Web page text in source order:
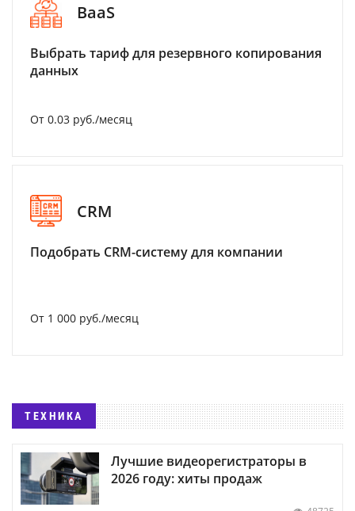
BaaS
Выбрать тариф для резервного копирования
данных
От 0.03 руб./месяц
CRM
Подобрать CRM-систему для компании
От 1 000 руб./месяц
ТЕХНИКА
Лучшие видеорегистраторы в
2026 году: хиты продаж